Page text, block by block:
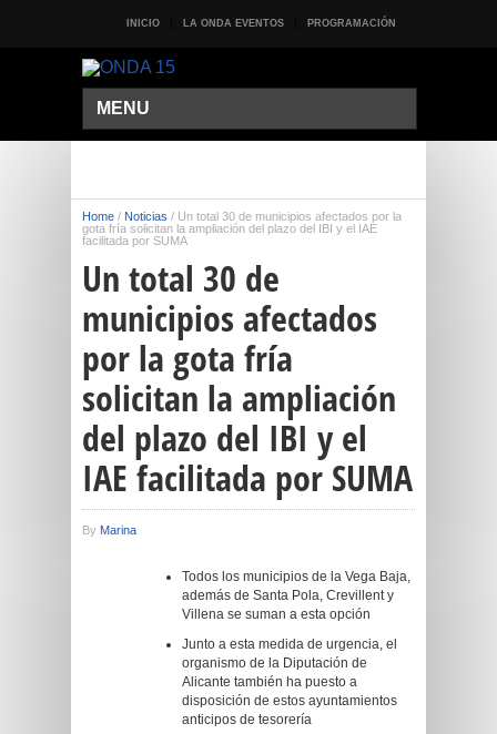
INICIO LA ONDA EVENTOS PROGRAMACIÓN
MENU
Home / Noticias / Un total 30 de municipios afectados por la
gota fría solicitan la ampliación del plazo del IBI y el IAE
facilitada por SUMA
Un total 30 de
municipios afectados
por la gota fría
solicitan la ampliación
del plazo del IBI y el
IAE facilitada por SUMA
By Marina
Todos los municipios de la Vega Baja,
además de Santa Pola, Crevillent y
Villena se suman a esta opción
Junto a esta medida de urgencia, el
organismo de la Diputación de
Alicante también ha puesto a
disposición de estos ayuntamientos
anticipos de tesorería